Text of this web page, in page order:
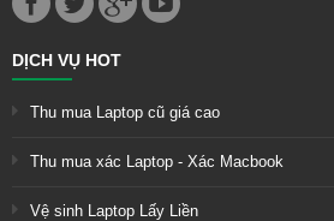
DỊCH VỤ HOT
Thu mua Laptop cũ giá cao
Thu mua xác Laptop - Xác Macbook
Vệ sinh Laptop Lấy Liền